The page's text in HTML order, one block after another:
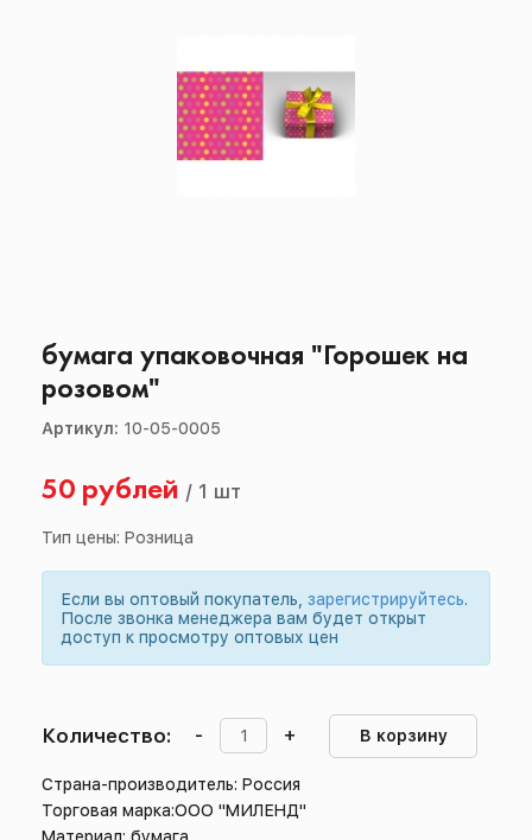
бумага упаковочная "Горошек на
розовом"
Артикул: 10-05-0005
50 рублей / 1 шт
Тип цены: Розница
Если вы оптовый покупатель, зарегистрируйтесь.
После звонка менеджера вам будет открыт
доступ к просмотру оптовых цен
Количество: - + В корзину
Страна-производитель: Россия
Торговая марка:ООО "МИЛЕНД"
Материал: бумага